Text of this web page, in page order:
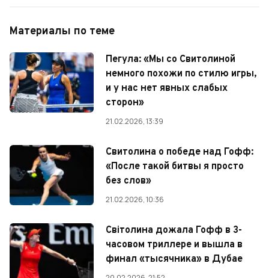
Материалы по теме
Пегула: «Мы со Свитолиной
немного похожи по стилю игры,
и у нас нет явных слабых
сторон»
21.02.2026, 13:39
Свитолина о победе над Гофф:
«После такой битвы я просто
без слов»
21.02.2026, 10:36
Світолина дожала Гофф в 3-
часовом триллере и вышла в
финал «тысячника» в Дубае